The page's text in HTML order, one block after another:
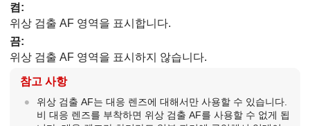
켬 :
위상 검출 AF 영역을 표시합니다.
끔:
위상 검출 AF 영역을 표시하지 않습니다.
참고 사항
위상 검출 AF는 대응 렌즈에 대해서만 사용할 수 있습니다.
비 대응 렌즈를 부착하면 위상 검출 AF를 사용할 수 없게 됩